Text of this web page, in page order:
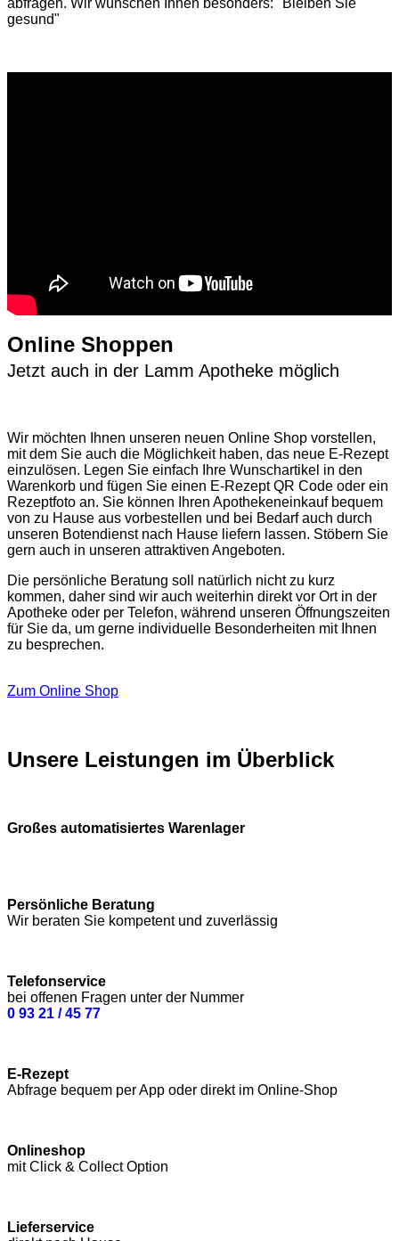
gesund"
Online Shoppen
Jetzt auch in der Lamm Apotheke möglich
Wir möchten Ihnen unseren neuen Online Shop vorstellen,
mit dem Sie auch die Möglichkeit haben, das neue E-Rezept
einzulösen. Legen Sie einfach Ihre Wunschartikel in den
Warenkorb und fügen Sie einen E-Rezept QR Code oder ein
Rezeptfoto an. Sie können Ihren Apothekeneinkauf bequem
von zu Hause aus vorbestellen und bei Bedarf auch durch
unseren Botendienst nach Hause liefern lassen. Stöbern Sie
gern auch in unseren attraktiven Angeboten.
Die persönliche Beratung soll natürlich nicht zu kurz
kommen, daher sind wir auch weiterhin direkt vor Ort in der
Apotheke oder per Telefon, während unseren Öffnungszeiten
für Sie da, um gerne individuelle Besonderheiten mit Ihnen
zu besprechen.
Zum Online Shop
Unsere Leistungen im Überblick
Großes automatisiertes Warenlager
Persönliche Beratung
Wir beraten Sie kompetent und zuverlässig
Telefonservice
bei offenen Fragen unter der Nummer
0 93 21 / 45 77
E-Rezept
Abfrage bequem per App oder direkt im Online-Shop
Onlineshop
mit Click & Collect Option
Lieferservice